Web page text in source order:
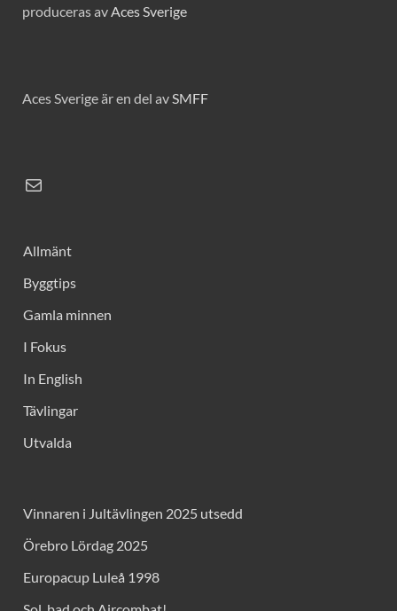
produceras avAces Sverige
Aces Sverige är en del avSMFF
Allmänt
Byggtips
Gamla minnen
I Fokus
In English
Tävlingar
Utvalda
Vinnaren i Jultävlingen 2025 utsedd
Örebro Lördag 2025
Europacup Luleå 1998